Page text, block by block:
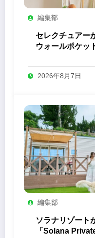
編集部
セレクチュアー
ウォールポケッ
2026年8月7日
編集部
ソラナリゾート
「Solana